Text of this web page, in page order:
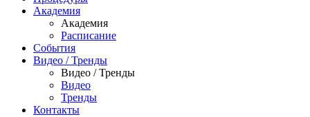
Академия
Академия
Расписание
События
Видео / Тренды
Видео / Тренды
Видео
Тренды
Контакты